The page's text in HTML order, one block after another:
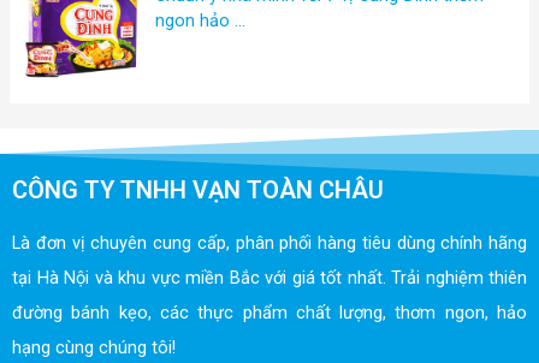
ngon hảo …
CÔNG TY TNHH VẠN TOÀN CHÂU
Là đơn vị chuyên cung cấp, phân phối hàng tiêu dùng chính hãng
tại Hà Nội và khu vực miền Bắc với giá tốt nhất. Trải nghiệm thiên
đường bánh kẹo, các thực phẩm chất lượng, thơm ngon, hảo
hạng cùng chúng tôi!